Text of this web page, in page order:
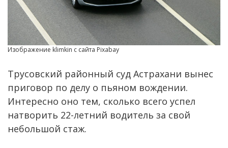
Изображение klimkin с сайта Pixabay
Трусовский районный суд Астрахани вынес
приговор по делу о пьяном вождении.
Интересно оно тем, сколько всего успел
натворить 22-летний водитель за свой
небольшой стаж.